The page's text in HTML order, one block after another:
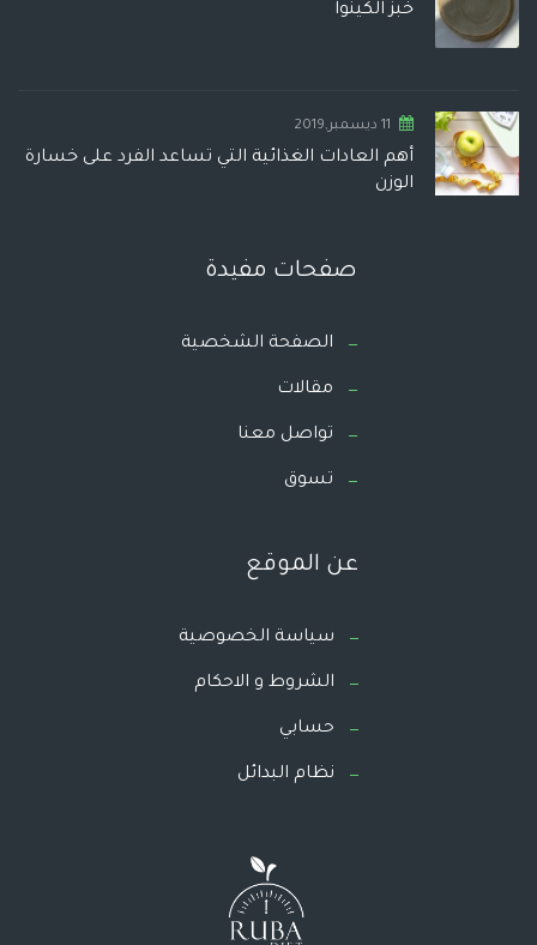
خبز الكينوا
11 ديسمبر,2019
أهم العادات الغذائية التي تساعد الفرد على خسارة
الوزن
صفحات مفيدة
الصفحة الشخصية
مقالات
تواصل معنا
تسوق
عن الموقع
سياسة الخصوصية
الشروط و الاحكام
حسابي
نظام البدائل